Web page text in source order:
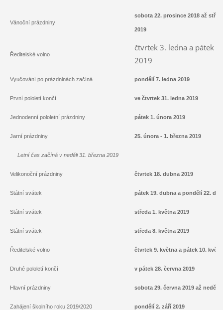
Vánoční prázdniny
sobota 22. prosince 2018 až
2019
Ředitelské volno
čtvrtek 3. ledna a pátek
2019
Vyučování po prázdninách začíná pondělí 7. ledna 2019
První pololetí končí ve čtvrtek 31. ledna 2019
Jednodenní pololetní prázdniny pátek 1. února 2019
Jarní prázdniny 25. února - 1. března 2019
Letní čas začíná v neděli 31. března 2019
Velikonoční prázdniny čtvrtek 18. dubna 2019
Státní svátek pátek 19. dubna a pondělí 22.
Státní svátek středa 1. května 2019
Státní svátek středa 8. května 2019
Ředitelské volno čtvrtek 9. května a pátek 10.
Druhé pololetí končí v pátek 28. června 2019
Hlavní prázdniny sobota 29. června 2019 až neděle
Zahájení školního roku 2019/2020 pondělí 2. září 2019